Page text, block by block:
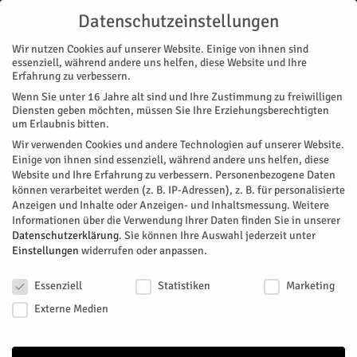
Start
« Alle Veranstaltungen
Diese Veranstaltung hat bereits stattgefunden.
Ein Gespräch tut gut
Datenschutzeinstellungen
Wir nutzen Cookies auf unserer Website. Einige von ihnen sind
essenziell, während andere uns helfen, diese Website und Ihre
Erfahrung zu verbessern.
Wenn Sie unter 16 Jahre alt sind und Ihre Zustimmung zu freiwilligen
Diensten geben möchten, müssen Sie Ihre Erziehungsberechtigten
um Erlaubnis bitten.
Wir verwenden Cookies und andere Technologien auf unserer Website.
Einige von ihnen sind essenziell, während andere uns helfen, diese
Website und Ihre Erfahrung zu verbessern. Personenbezogene Daten
können verarbeitet werden (z. B. IP-Adressen), z. B. für personalisierte
Anzeigen und Inhalte oder Anzeigen- und Inhaltsmessung. Weitere
Informationen über die Verwendung Ihrer Daten finden Sie in unserer
Datenschutzerklärung. Sie können Ihre Auswahl jederzeit unter
Einstellungen widerrufen oder anpassen.
Essenziell
Statistiken
Marketing
Externe Medien